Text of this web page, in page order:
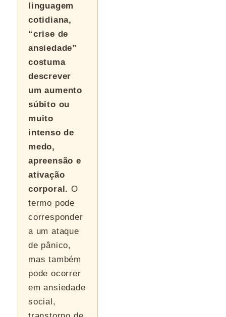
linguagem
cotidiana,
“crise de
ansiedade”
costuma
descrever
um aumento
súbito ou
muito
intenso de
medo,
apreensão e
ativação
corporal. O
termo pode
corresponder
a um ataque
de pânico,
mas também
pode ocorrer
em ansiedade
social,